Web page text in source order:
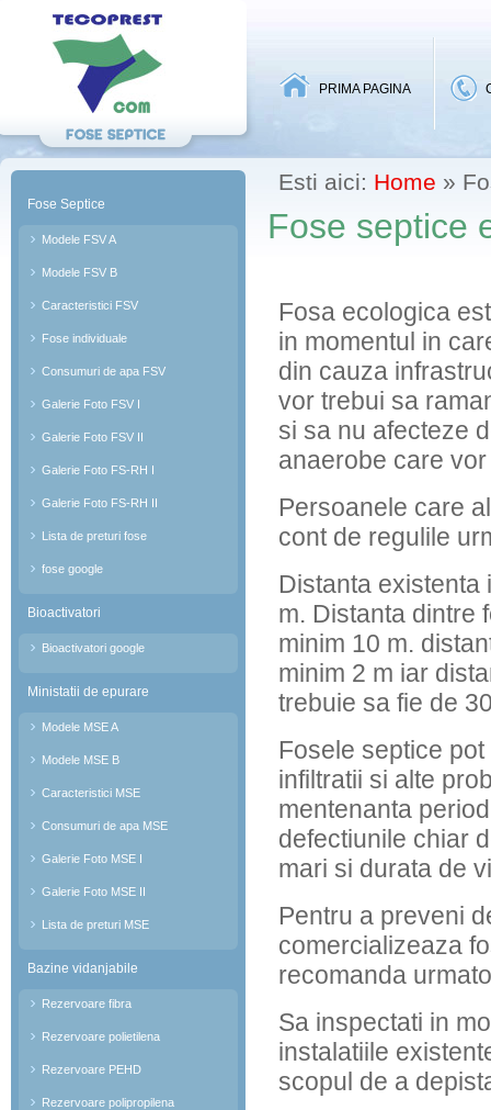
PRIMA PAGINA
Fose Septice
Modele FSV A
Modele FSV B
Caracteristici FSV
Fose individuale
Consumuri de apa FSV
Galerie Foto FSV I
Galerie Foto FSV II
Galerie Foto FS-RH I
Galerie Foto FS-RH II
Lista de preturi fose
fose google
Bioactivatori
Bioactivatori google
Ministatii de epurare
Modele MSE A
Modele MSE B
Caracteristici MSE
Consumuri de apa MSE
Galerie Foto MSE I
Galerie Foto MSE II
Lista de preturi MSE
Bazine vidanjabile
Rezervoare fibra
Rezervoare polietilena
Rezervoare PEHD
Rezervoare polipropilena
Esti aici: Home »
Fose septice
Fosa ecologica
in momentul in
din cauza
vor trebui sa
si sa nu afecteze
anaerobe care
Persoanele care
cont de regulile
Distanta existenta
m. Distanta dintre
minim 10 m.
minim 2 m iar
trebuie sa fie de
Fosele septice
infiltratii si alte
mentenanta
defectiunile chiar
mari si durata de
Pentru a preveni
comercializeaza
recomanda
Sa inspectati in
instalatiile
scopul de a